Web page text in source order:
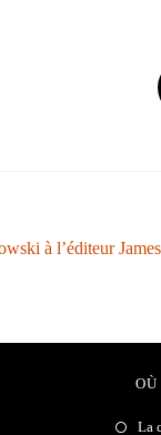
à l’éditeur
OÙ
La